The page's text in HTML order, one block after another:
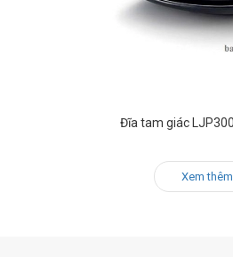
Đĩa tam giác
Xem thêm